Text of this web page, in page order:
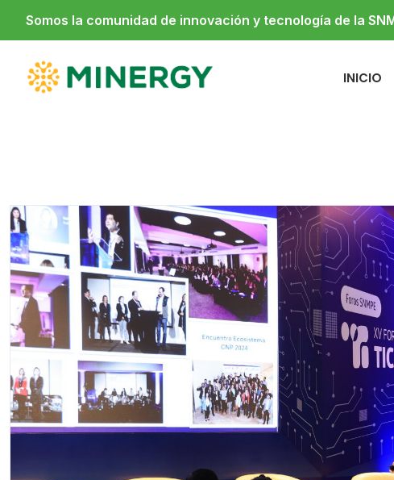
Somos la comunidad de innovación y tecnología de la
INICIO